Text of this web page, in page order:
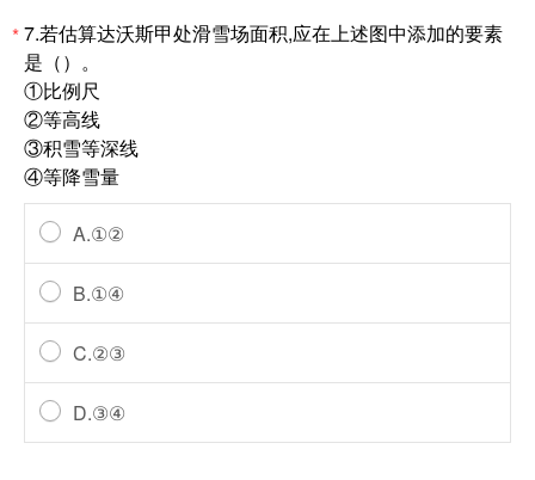
*7.若估算达沃斯甲处滑雪场面积,应在上述图中添加的要素
是（）。
①比例尺
②等高线
③积雪等深线
④等降雪量
A.①②
B.①④
C.②③
D.③④